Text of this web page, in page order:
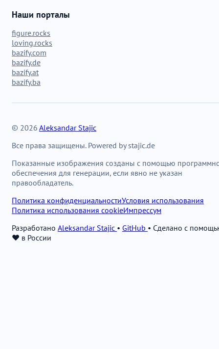
Наши порталы
figure.rocks
loving.rocks
bazify.com
bazify.de
bazify.at
bazify.ba
© 2026 Aleksandar Stajic
Все права защищены. Powered by stajic.de
Показанные изображения созданы с помощью
обеспечения для генерации, если явно не указан
правообладатель.
Политика конфиденциальностиУсловия использования
Политика использования cookieИмпрессум
Разработано Aleksandar Stajic • GitHub • Сделано с
❤️ в России